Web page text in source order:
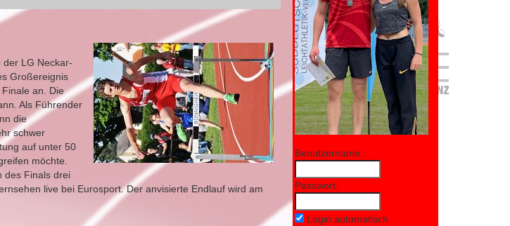
LG Neckar-
Großereignis
an. Die
Als Führender
die
schwer
auf unter 50
möchte.
des Finals drei
live bei Eurosport. Der anvisierte Endlauf wird am
Benutzername:
Passwort:
Login automatisch